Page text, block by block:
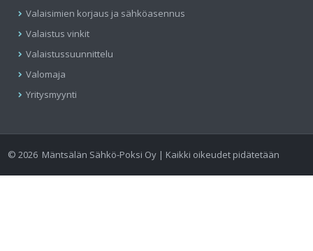
Valaisimien korjaus ja sähköasennus
Valaistus vinkit
Valaistussuunnittelu
Valomaja
Yritysmyynti
©2026 Mäntsälän Sähkö-Poksi Oy | Kaikki oikeudet pidätetään